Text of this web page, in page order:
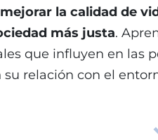
la calidad de
más justa.
que influyen en las
relación con el